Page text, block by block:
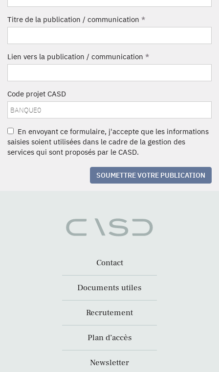
Titre de la publication / communication *
Lien vers la publication / communication *
Code projet CASD
En envoyant ce formulaire, j'accepte que les informations
saisies soient utilisées dans le cadre de la gestion des
services qui sont proposés par le CASD.
SOUMETTRE VOTRE PUBLICATION
Contact
Documents utiles
Recrutement
Plan d’accès
Newsletter